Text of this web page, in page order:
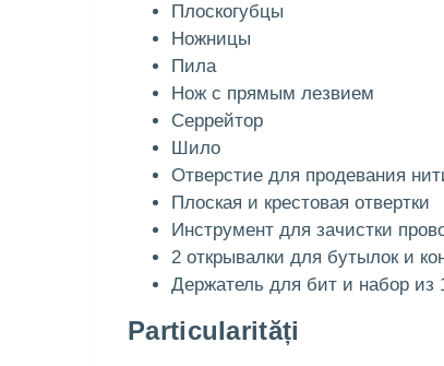
Плоскогубцы
Ножницы
Пила
Нож с прямым лезвием
Серрейтор
Шило
Отверстие для продевания
Плоская и крестовая отвертки
Инструмент для зачистки
2 открывалки для бутылок и
Держатель для бит и набор из
Particularități